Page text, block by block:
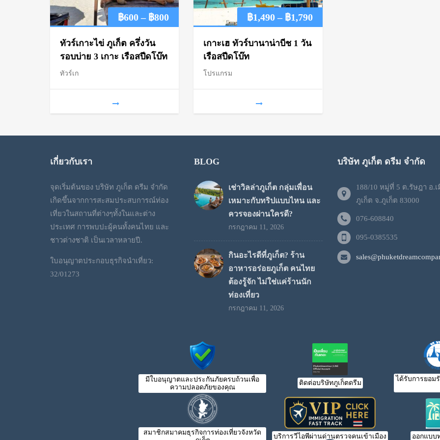
฿600 – ฿800Price
ทัวร์เกาะไข่ ภูเก็ต ครึ่งวัน
รอบบ่าย 3 เกาะ เรือสปีดโบ๊ท
ทัวร์เก
฿1,490 – ฿1,790Price
เกาะเฮ ทัวร์บานาน่าบีช 1 วัน
เรือสปีดโบ๊ท
โปรแกรม
เกี่ยวกับเรา
จุดเริ่มต้นของ บริษัท ภูเก็ต ดรีม จำกัด
เกิดขึ้นจากการสะสมประสบการณ์ท่อง
เที่ยวในสถานที่ต่างๆทั้งในและต่าง
ประเทศ การพบปะผู้คนทั้งคนไทย และ
ชาวต่างชาติ เป็นเวลาหลายปี.
ใบอนุญาตประกอบธุรกิจนำเที่ยว:
32/01273
BLOG
เช่าวิลล่าภูเก็ต กลุ่มเพื่อน
เหมาะกับทริปแบบไหน และ
ควรจองผ่านใครดี?
กรกฎาคม 11, 2026
กินอะไรดีที่ภูเก็ต? ร้าน
อาหารอร่อยภูเก็ต คนไทย
ต้องรู้จัก ไม่ใช่แค่ร้านนัก
ท่องเที่ยว
กรกฎาคม 11, 2026
บริษัท ภูเก็ต ดรีม จำกัด
188/10 หมู่ที่ 5 ต.รัษฎา อ.เ
ภูเก็ต จ.ภูเก็ต 83000
076-608840
095-0385535
มีใบอนุญาตและประกันภัยครบถ้วนเพื่อ
ความปลอดภัยของคุณ
ติดต่อบริษัทภูเก็ตดรีม
ได้รับการยอม
สมาชิกสมาคมธุรกิจการท่องเที่ยวจังหวัด
บริการวีไอพีผ่านด่านตรวจคนเข้าเมือง ออกแบบ